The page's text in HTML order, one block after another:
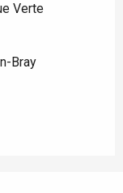
Verte
Bray